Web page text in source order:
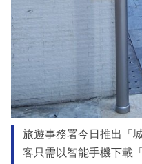
旅遊事務署今日推出「
客只需以智能手機下載